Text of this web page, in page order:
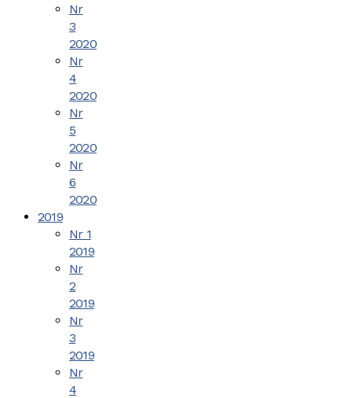
Nr
3
2020
Nr
4
2020
Nr
5
2020
Nr
6
2020
2019
Nr 1
2019
Nr
2
2019
Nr
3
2019
Nr
4